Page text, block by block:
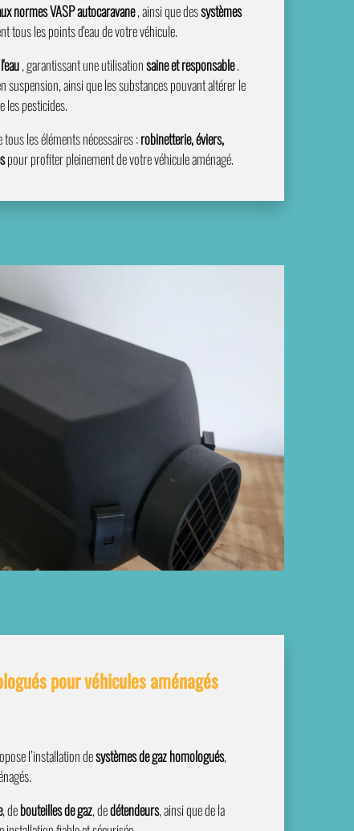
normes VASP autocaravane, ainsi que dessystèmes
tous les points d'eau de votre véhicule.
, garantissant une utilisationsaine et responsable.
suspension, ainsi que les substances pouvant altérer le
les pesticides.
les éléments nécessaires :robinetterie, éviers,
pour profiter pleinement de votre véhicule aménagé.
pour véhicules aménagés
l’installation desystèmes de gaz homologués,
, debouteilles de gaz, dedétendeurs, ainsi que de la